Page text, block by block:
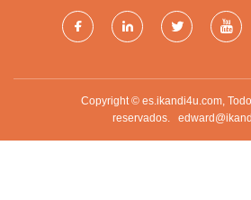
Copyright © es.ikandi4u.com,
reservados.